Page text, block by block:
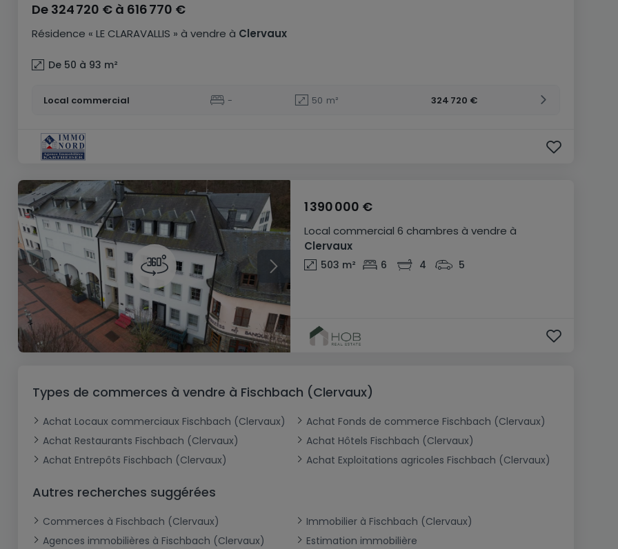
Résidence « LE CLARAVALLIS » à vendre à Clervaux
De 324 720 € à 616 770 €
De 50 à 93 m²
Local commercial - 50 m² 324 720 €
Local commercial 6 chambres à vendre à
Clervaux
1 390 000 €
503 m² 6 4 5
Types de commerces à vendre à Fischbach (Clervaux)
Achat Locaux commerciaux Fischbach (Clervaux)
Achat Fonds de commerce Fischbach (Clervaux)
Achat Restaurants Fischbach (Clervaux)
Achat Hôtels Fischbach (Clervaux)
Achat Entrepôts Fischbach (Clervaux)
Achat Exploitations agricoles Fischbach (Clervaux)
Autres recherches suggérées
Commerces à Fischbach (Clervaux)
Immobilier à Fischbach (Clervaux)
Agences immobilières à Fischbach (Clervaux)
Estimation immobilière